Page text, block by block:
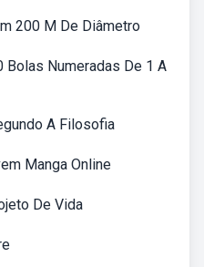
200 M De Diâmetro
Bolas Numeradas De 1 A
A Filosofia
Manga Online
De Vida